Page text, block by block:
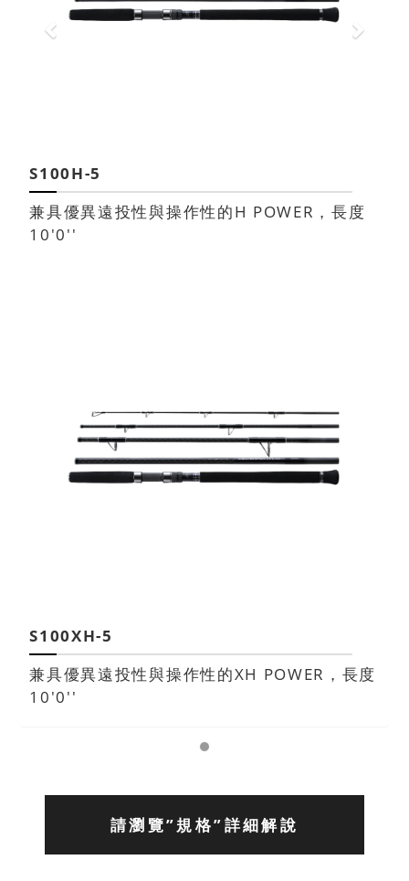
S100H-5
兼具優異遠投性與操作性的H POWER，長度
10'0''
S100XH-5
兼具優異遠投性與操作性的XH POWER，長度
10'0''
請瀏覽”規格”詳細解說